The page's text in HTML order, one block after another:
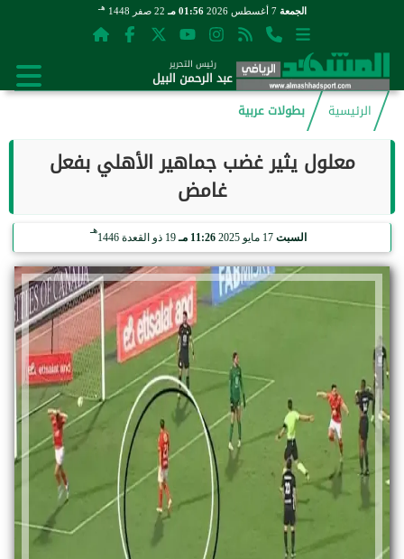
الجمعة 7 أغسطس 2026 01:56 مـ 22 صفر 1448 هـ
رئيس التحرير
عبد الرحمن البيل
الرئيسية
بطولات عربية
معلول يثير غضب جماهير الأهلي بفعل
غامض
السبت 11:26 مـ 19 ذو القعدة 1446
هـ